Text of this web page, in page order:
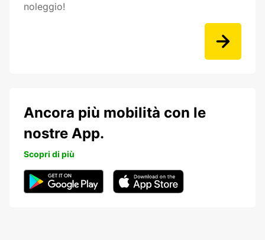
noleggio!
Ancora più mobilità con le
nostre App.
Scopri di più